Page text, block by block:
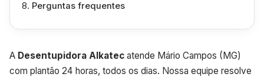
Perguntas frequentes
A Desentupidora Alkatec atende Mário Campos (MG)
com plantão 24 horas, todos os dias. Nossa equipe resolve